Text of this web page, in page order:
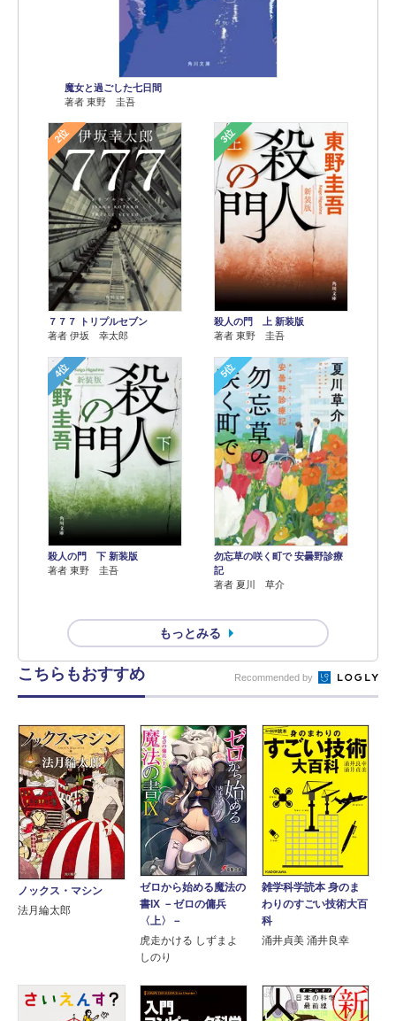
魔女と過ごした七日間
著者 東野 圭吾
2位
７７７ トリプルセブン
著者 伊坂 幸太郎
3位
殺人の門 上 新装版
著者 東野 圭吾
4位
殺人の門 下 新装版
著者 東野 圭吾
5位
勿忘草の咲く町で 安曇野診療
記
著者 夏川 草介
もっとみる
こちらもおすすめ Recommended by
ノックス・マシン
法月綸太郎
ゼロから始める魔法の
書IX －ゼロの傭兵
〈上〉－
虎走かける しずまよ
しのり
雑学科学読本 身のま
わりのすごい技術大百
科
涌井貞美 涌井良幸